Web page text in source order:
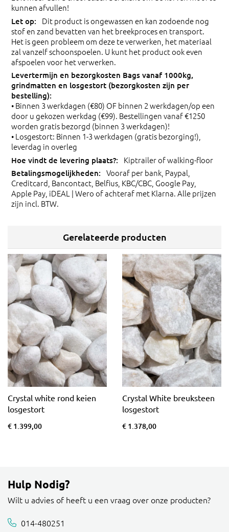
kunnen afvullen!
Dit product is ongewassen en kan zodoende nog
stof en zand bevatten van het breekproces en transport.
Het is geen probleem om deze te verwerken, het materiaal
zal vanzelf schoonspoelen. U kunt het product ook even
afspoelen voor het verwerken.
• Binnen 3 werkdagen (€80) OF binnen 2 werkdagen/op een
door u gekozen werkdag (€99). Bestellingen vanaf €1250
worden gratis bezorgd (binnen 3 werkdagen)!
• Losgestort: Binnen 1-3 werkdagen (gratis bezorging!),
leverdag in overleg
Kiptrailer of walking-floor
Vooraf per bank, Paypal,
Creditcard, Bancontact, Belfius, KBC/CBC, Google Pay,
Apple Pay, iDEAL | Wero of achteraf met Klarna. Alle prijzen
zijn incl. BTW.
Gerelateerde producten
Crystal white rond keien
losgestort
€ 1.399,00
Crystal White breuksteen
losgestort
€ 1.378,00
Hulp Nodig?
Wilt u advies of heeft u een vraag over onze producten?
014-480251